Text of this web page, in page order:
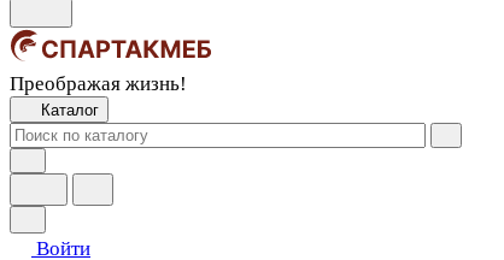
Преображая жизнь!
Каталог
Войти